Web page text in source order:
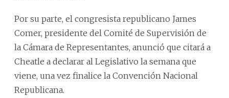
Por su parte, el congresista republicano James
Comer, presidente del Comité de Supervisión de
la Cámara de Representantes, anunció que citará a
Cheatle a declarar al Legislativo la semana que
viene, una vez finalice la Convención Nacional
Republicana.